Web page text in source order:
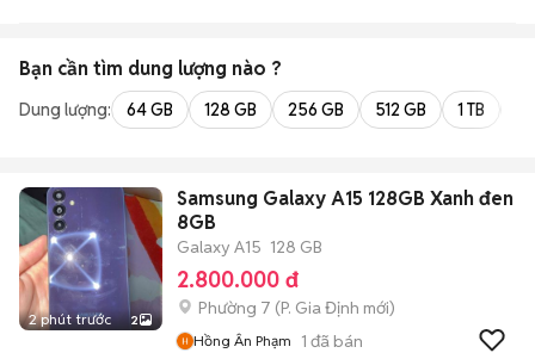
Bạn cần tìm dung lượng nào ?
Dung lượng: 64 GB 128 GB 256 GB 512 GB 1 TB
2 phút trước 2
Samsung Galaxy A15 128GB Xanh đen
8GB
Galaxy A15 128 GB
2.800.000 đ
Phường 7 (P. Gia Định mới)
Hồng Ân Phạm 1 đã bán